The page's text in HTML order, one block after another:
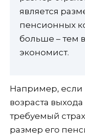
является
пенсионных
больше – тем
экономист.
Например, если
возраста
требуемый
размер его